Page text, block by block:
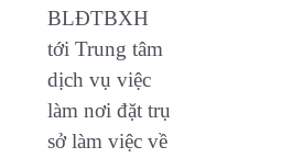
BLĐTBXH
tới Trung tâm
dịch vụ việc
làm nơi đặt trụ
sở làm việc về